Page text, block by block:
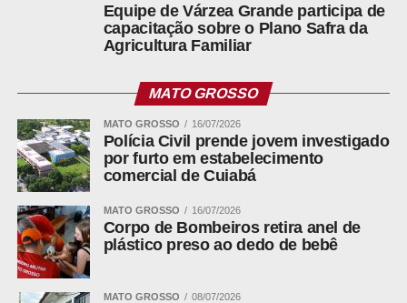
Equipe de Várzea Grande participa de
capacitação sobre o Plano Safra da
Agricultura Familiar
MATO GROSSO
MATO GROSSO 16/07/2026
Polícia Civil prende jovem investigado
por furto em estabelecimento
comercial de Cuiabá
MATO GROSSO 16/07/2026
Corpo de Bombeiros retira anel de
plástico preso ao dedo de bebê
MATO GROSSO 08/07/2026